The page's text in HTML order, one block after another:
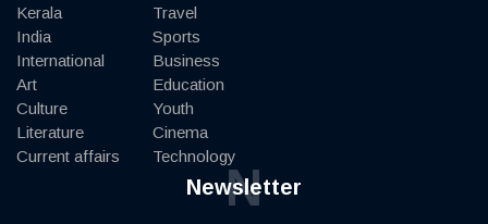
Kerala
India
International
Art
Culture
Literature
Current affairs
Travel
Sports
Business
Education
Youth
Cinema
Technology
Newsletter
N